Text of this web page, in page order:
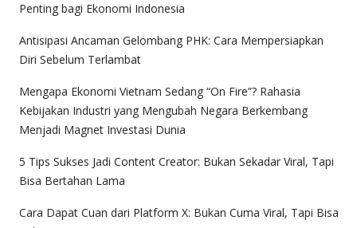
Penting bagi Ekonomi Indonesia
Antisipasi Ancaman Gelombang PHK: Cara Mempersiapkan
Diri Sebelum Terlambat
Mengapa Ekonomi Vietnam Sedang “On Fire”? Rahasia
Kebijakan Industri yang Mengubah Negara Berkembang
Menjadi Magnet Investasi Dunia
5 Tips Sukses Jadi Content Creator: Bukan Sekadar Viral, Tapi
Bisa Bertahan Lama
Cara Dapat Cuan dari Platform X: Bukan Cuma Viral, Tapi Bisa